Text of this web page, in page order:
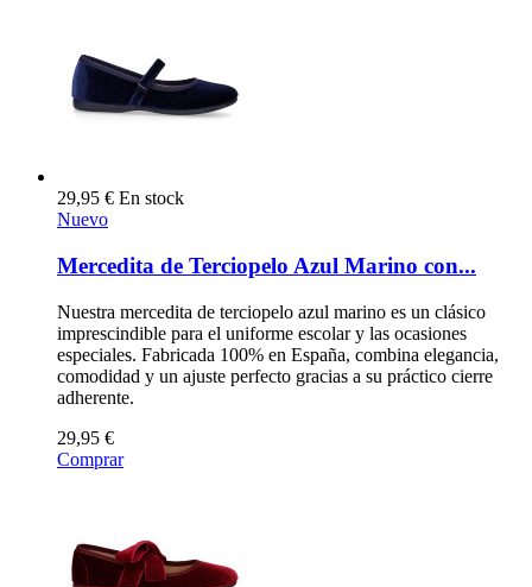
29,95 € En stock
Nuevo
Mercedita de Terciopelo Azul Marino con...
Nuestra mercedita de terciopelo azul marino es un clásico
imprescindible para el uniforme escolar y las ocasiones
especiales. Fabricada 100% en España, combina elegancia,
comodidad y un ajuste perfecto gracias a su práctico cierre
adherente.
29,95 €
Comprar